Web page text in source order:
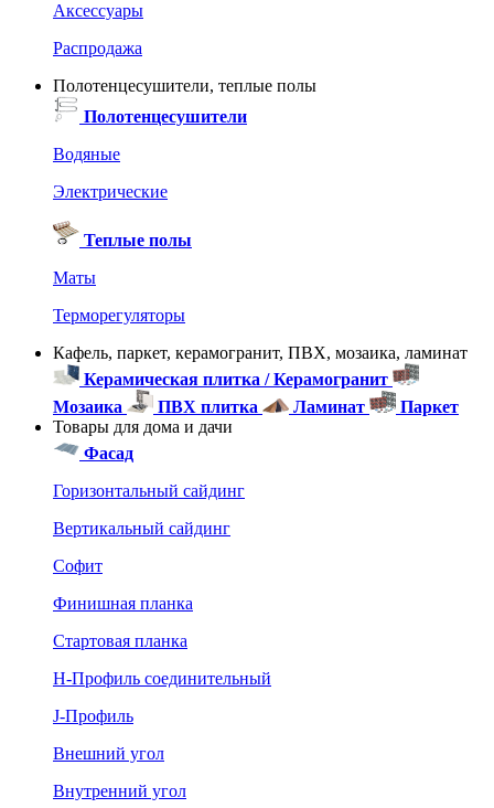
Аксессуары
Распродажа
Полотенцесушители, теплые полы
Полотенцесушители
Водяные
Электрические
Теплые полы
Маты
Терморегуляторы
Кафель, паркет, керамогранит, ПВХ, мозаика, ламинат
Керамическая плитка / Керамогранит
Мозаика
ПВХ плитка Ламинат
Паркет
Товары для дома и дачи
Фасад
Горизонтальный сайдинг
Вертикальный сайдинг
Софит
Финишная планка
Стартовая планка
Н-Профиль соединительный
J-Профиль
Внешний угол
Внутренний угол